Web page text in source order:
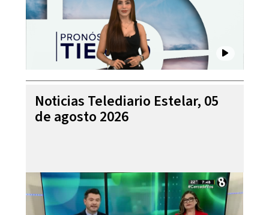
Noticias Telediario Estelar, 05
de agosto 2026